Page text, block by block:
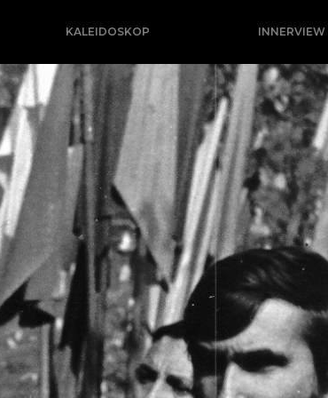
KALEIDOSKOP INNERVIEW